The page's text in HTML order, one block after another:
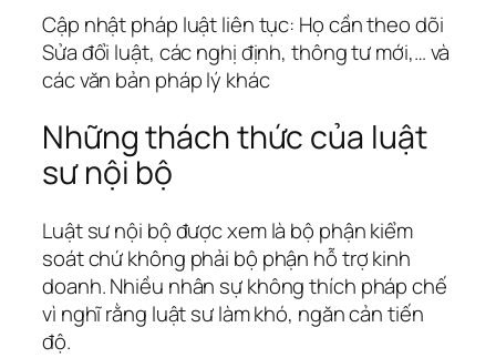
Cập nhật pháp luật liên tục: Họ cần theo dõi
Sửa đổi luật, các nghị định, thông tư mới,… và
các văn bản pháp lý khác
Những thách thức của luật
sư nội bộ
Luật sư nội bộ được xem là bộ phận kiểm
soát chứ không phải bộ phận hỗ trợ kinh
doanh. Nhiều nhân sự không thích pháp chế
vì nghĩ rằng luật sư làm khó, ngăn cản tiến
độ.